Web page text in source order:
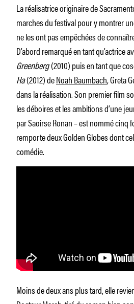
La réalisatrice originaire de
marches du festival pour y montrer
ne les ont pas empêchées de
D’abord remarqué en tant qu’actrice
Greenberg(2010) puis en tant que
Ha(2012) deNoah Baumbach, Greta
dans la réalisation. Son premier film
les déboires et les ambitions d’une
par Saoirse Ronan – est nommé cinq
remporte deux Golden Globes dont
comédie.
Moins de deux ans plus tard, elle